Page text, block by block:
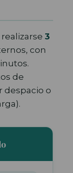
3
con
de
despacio o